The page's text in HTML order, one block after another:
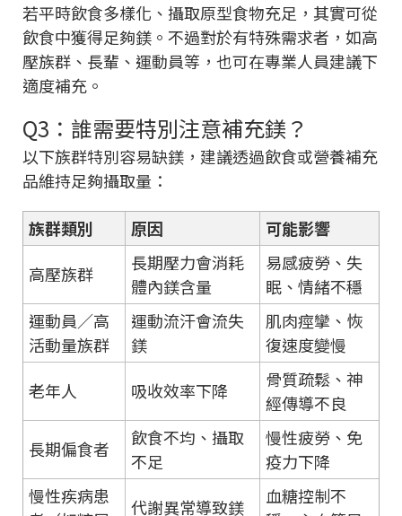
若平時飲食多樣化、攝取原型食物充足，其實可從
飲食中獲得足夠鎂。不過對於有特殊需求者，如高
壓族群、長輩、運動員等，也可在專業人員建議下
適度補充。
Q3：誰需要特別注意補充鎂？
以下族群特別容易缺鎂，建議透過飲食或營養補充
品維持足夠攝取量：
族群類別 原因
可能影響
高壓族群
長期壓力會消耗
體內鎂含量
易感疲勞、失
眠、情緒不穩
運動員／高
活動量族群
運動流汗會流失
鎂
肌肉痙攣、恢
復速度變慢
老年人
吸收效率下降
骨質疏鬆、神
經傳導不良
長期偏食者
飲食不均、攝取
不足
慢性疲勞、免
疫力下降
慢性疾病患
代謝異常導致鎂
血糖控制不